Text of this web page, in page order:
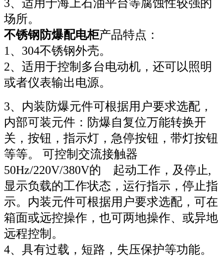
3、适用于海上石油平台等腐蚀性较强的
场所。
不锈钢防爆配电柜产品特点：
1、304不锈钢外壳。
2、适用于控制多台电动机，还可以照明
或者仪表输出电源。
3、内装防爆元件可根据用户要求选配，
内部可装元件：防爆自复位万能转换开
关，按钮，指示灯，急停按钮，带灯按钮
等等。 可控制交流接触器
50Hz/220V/380V的 起动工作，及停止,
显示负载的工作状态，运行指示，停止指
示。内装元件可根据用户要求选配，可在
箱面或远控操作，也可两地操作、或异地
远程控制。
4、具有过载，短路，失压保护等功能。